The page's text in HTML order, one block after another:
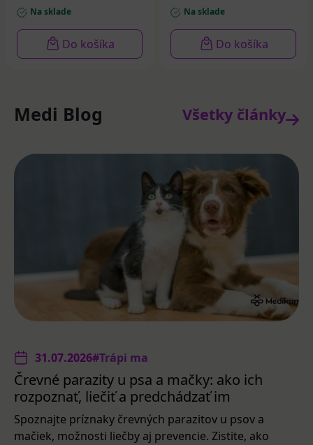
Na sklade
Do košíka
Na sklade
Do košíka
Medi Blog Všetky články
31.07.2026#Trápi ma
Črevné parazity u psa a mačky: ako ich
rozpoznať, liečiť a predchádzať im
Spoznajte príznaky črevných parazitov u psov a
mačiek, možnosti liečby aj prevencie. Zistite, ako